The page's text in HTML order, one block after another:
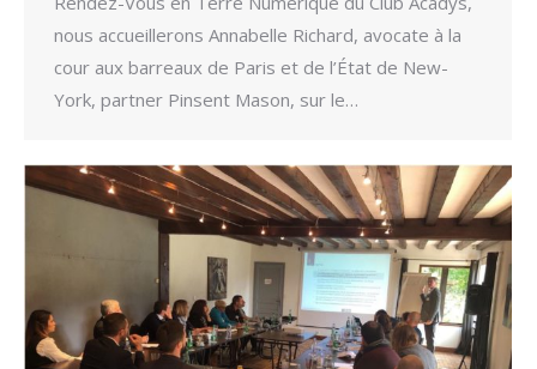
nous accueillerons Annabelle Richard, avocate à la
cour aux barreaux de Paris et de l’État de New-
York, partner Pinsent Mason, sur le…